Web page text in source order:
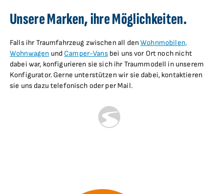
Wohnmobil mieten
Wohnwagen mieten
Das Team
Bewerben
Unsere Marken, ihre Möglichkeiten.
Falls ihr Traumfahrzeug zwischen all denWohnmobilen,
Wohnwagen und Camper-Vansbei uns vor Ort noch nicht
dabei war, konfigurieren sie sich ihr Traummodell in unserem
Konfigurator. Gerne unterstützen wir sie dabei, kontaktieren
sie uns dazu telefonisch oder per Mail.